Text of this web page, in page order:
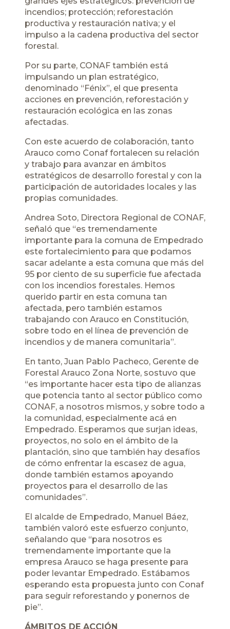
incendios; protección; reforestación
productiva y restauración nativa; y el
impulso a la cadena productiva del sector
forestal.
Por su parte, CONAF también está
impulsando un plan estratégico,
denominado “Fénix”, el que presenta
acciones en prevención, reforestación y
restauración ecológica en las zonas
afectadas.
Con este acuerdo de colaboración, tanto
Arauco como Conaf fortalecen su relación
y trabajo para avanzar en ámbitos
estratégicos de desarrollo forestal y con la
participación de autoridades locales y las
propias comunidades.
Andrea Soto, Directora Regional de CONAF,
señaló que “es tremendamente
importante para la comuna de Empedrado
este fortalecimiento para que podamos
sacar adelante a esta comuna que más del
95 por ciento de su superficie fue afectada
con los incendios forestales. Hemos
querido partir en esta comuna tan
afectada, pero también estamos
trabajando con Arauco en Constitución,
sobre todo en el línea de prevención de
incendios y de manera comunitaria”.
En tanto, Juan Pablo Pacheco, Gerente de
Forestal Arauco Zona Norte, sostuvo que
“es importante hacer esta tipo de alianzas
que potencia tanto al sector público como
CONAF, a nosotros mismos, y sobre todo a
la comunidad, especialmente acá en
Empedrado. Esperamos que surjan ideas,
proyectos, no solo en el ámbito de la
plantación, sino que también hay desafíos
de cómo enfrentar la escasez de agua,
donde también estamos apoyando
proyectos para el desarrollo de las
comunidades”.
El alcalde de Empedrado, Manuel Báez,
también valoró este esfuerzo conjunto,
señalando que “para nosotros es
tremendamente importante que la
empresa Arauco se haga presente para
poder levantar Empedrado. Estábamos
esperando esta propuesta junto con Conaf
para seguir reforestando y ponernos de
pie”.
ÁMBITOS DE ACCIÓN